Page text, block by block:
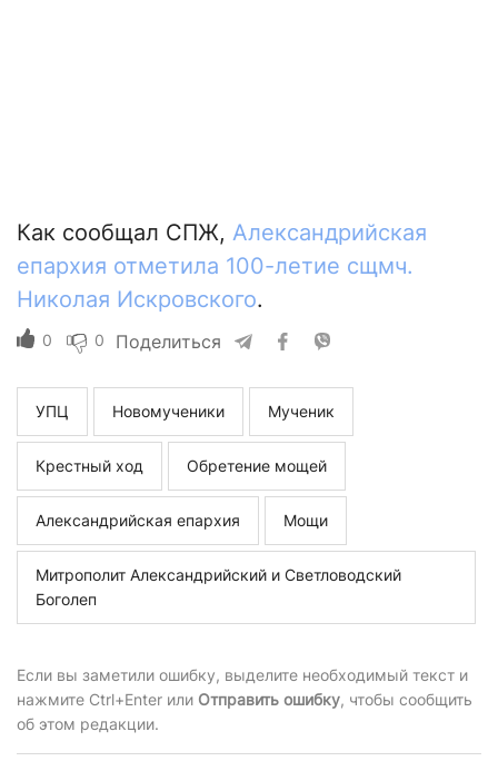
Как сообщал СПЖ, Александрийская
епархия отметила 100-летие сщмч.
Николая Искровского.
0 0 Поделиться
УПЦ Новомученики Мученик
Крестный ход Обретение мощей
Александрийская епархия Мощи
Митрополит Александрийский и Светловодский
Боголеп
Если вы заметили ошибку, выделите необходимый текст и
нажмите Ctrl+Enter или Отправить ошибку, чтобы сообщить
об этом редакции.